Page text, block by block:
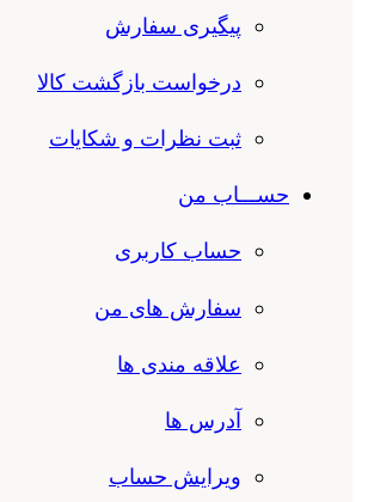
پیگیری سفارش
درخواست بازگشت کالا
ثبت نظرات و شکایات
حســـاب من
حساب کاربری
سفارش های من
علاقه مندی ها
آدرس ها
ویرایش حساب